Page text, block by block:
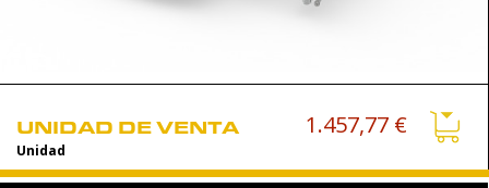
UNIDAD DE VENTA
Unidad
1.457,77 €